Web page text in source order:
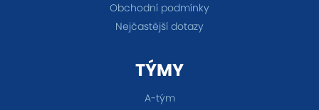
Obchodní podmínky
Nejčastější dotazy
TÝMY
A-tým